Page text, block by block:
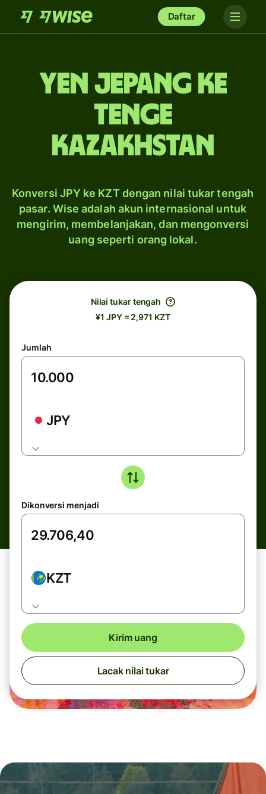
Daftar
yen Jepang ke
tenge
Kazakhstan
Konversi JPY ke KZT dengan nilai tukar tengah
pasar. Wise adalah akun internasional untuk
mengirim, membelanjakan, dan mengonversi
uang seperti orang lokal.
Nilai tukar tengah
¥1 JPY = 2,971 KZT
Jumlah
JPY
Dikonversi menjadi
KZT
Kirim uang
Lacak nilai tukar